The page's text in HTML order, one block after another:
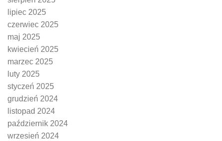
lipiec 2025
czerwiec 2025
maj 2025
kwiecień 2025
marzec 2025
luty 2025
styczeń 2025
grudzień 2024
listopad 2024
październik 2024
wrzesień 2024